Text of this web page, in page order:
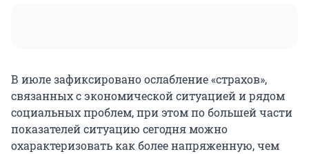
В июле зафиксировано ослабление «страхов»,
связанных с экономической ситуацией и рядом
социальных проблем, при этом по большей части
показателей ситуацию сегодня можно
охарактеризовать как более напряженную, чем